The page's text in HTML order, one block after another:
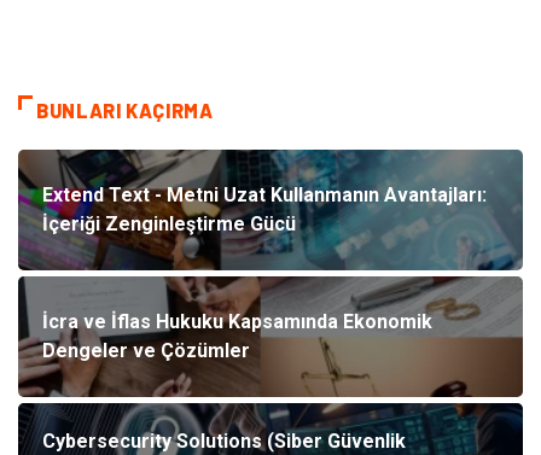
BUNLARI KAÇIRMA
Extend Text - Metni Uzat Kullanmanın Avantajları:
İçeriği Zenginleştirme Gücü
İcra ve İflas Hukuku Kapsamında Ekonomik
Dengeler ve Çözümler
Cybersecurity Solutions (Siber Güvenlik